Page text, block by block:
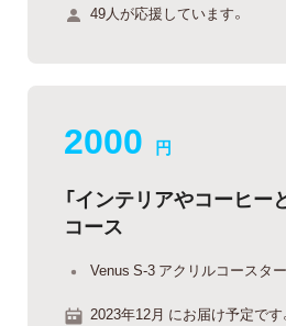
49人が応援しています。
2000 円
「インテリアやコーヒー
コース
Venus S-3 アクリルコースタ
2023年12月 にお届け予定です